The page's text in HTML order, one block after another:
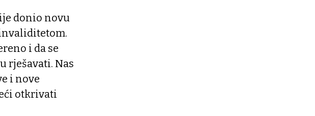
donio novu
i da se
rješavati. Nas
i nove
otkrivati